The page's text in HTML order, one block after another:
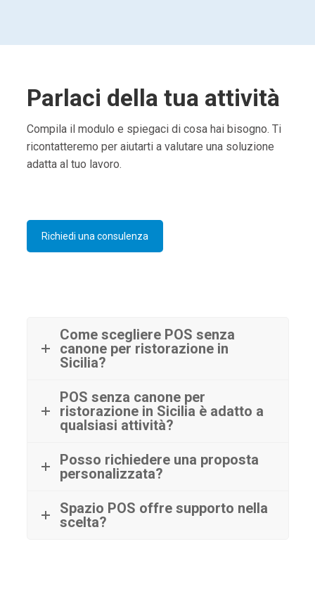
Parlaci della tua attività
Compila il modulo e spiegaci di cosa hai bisogno. Ti
ricontatteremo per aiutarti a valutare una soluzione
adatta al tuo lavoro.
Richiedi una consulenza
Come scegliere POS senza
canone per ristorazione in
Sicilia?
POS senza canone per
ristorazione in Sicilia è adatto a
qualsiasi attività?
Posso richiedere una proposta
personalizzata?
Spazio POS offre supporto nella
scelta?